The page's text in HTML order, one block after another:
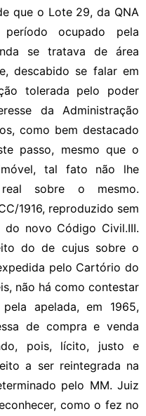
que o Lote 29, da QNA
ocupado pela
se tratava de área
descabido se falar em
tolerada pelo poder
da Administração
como bem destacado
passo, mesmo que o
tal fato não lhe
sobre o mesmo.
1916, reproduzido sem
novo Código Civil.III.
do de cujus sobre o
pelo Cartório do
não há como contestar
apelada, em 1965,
de compra e venda
pois, lícito, justo e
a ser reintegrada na
pelo MM. Juiz
como o fez no